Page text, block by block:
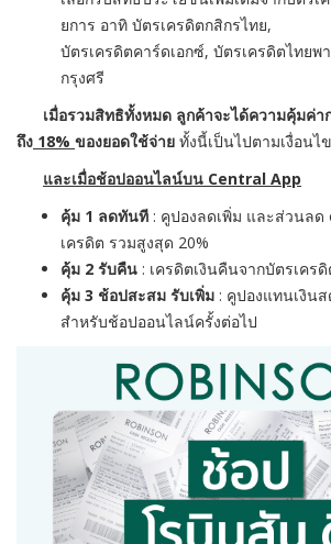
ยการ อาทิ บัตรเครดิตกสิกรไทย,
บัตรเครดิตคาร์ดเอกซ์, บัตรเครดิตไทย
กรุงศรี
เมื่อรวมสิทธิทั้งหมด ลูกค้าจะได้ความคุ้มค่า
ถึง 18% ของยอดใช้จ่าย ทั้งนี้เป็นไปตามเงื่อนไ
และเมื่อช้อปออนไลน์บน Central App
คุ้ม 1 ลดทันที : คูปองลดเพิ่ม และส่วนลด
เครดิต รวมสูงสุด 20%
คุ้ม 2 รับคืน : เครดิตเงินคืนจากบัตรเคร
คุ้ม 3 ช้อปสะสม รับเพิ่ม : คูปองแทนเงิน
สำหรับช้อปออนไลน์ครั้งต่อไป